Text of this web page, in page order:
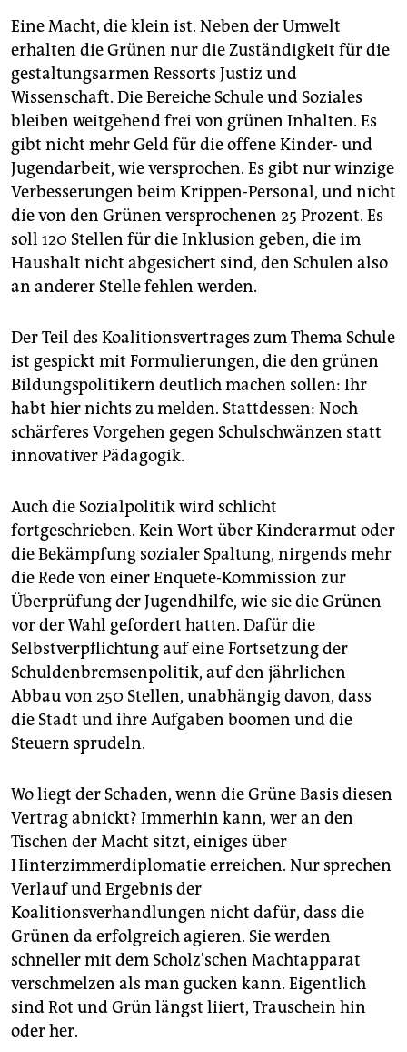
Eine Macht, die klein ist. Neben der Umwelt
erhalten die Grünen nur die Zuständigkeit für die
gestaltungsarmen Ressorts Justiz und
Wissenschaft. Die Bereiche Schule und Soziales
bleiben weitgehend frei von grünen Inhalten. Es
gibt nicht mehr Geld für die offene Kinder- und
Jugendarbeit, wie versprochen. Es gibt nur winzige
Verbesserungen beim Krippen-Personal, und nicht
die von den Grünen versprochenen 25 Prozent. Es
soll 120 Stellen für die Inklusion geben, die im
Haushalt nicht abgesichert sind, den Schulen also
an anderer Stelle fehlen werden.
Der Teil des Koalitionsvertrages zum Thema Schule
ist gespickt mit Formulierungen, die den grünen
Bildungspolitikern deutlich machen sollen: Ihr
habt hier nichts zu melden. Stattdessen: Noch
schärferes Vorgehen gegen Schulschwänzen statt
innovativer Pädagogik.
Auch die Sozialpolitik wird schlicht
fortgeschrieben. Kein Wort über Kinderarmut oder
die Bekämpfung sozialer Spaltung, nirgends mehr
die Rede von einer Enquete-Kommission zur
Überprüfung der Jugendhilfe, wie sie die Grünen
vor der Wahl gefordert hatten. Dafür die
Selbstverpflichtung auf eine Fortsetzung der
Schuldenbremsenpolitik, auf den jährlichen
Abbau von 250 Stellen, unabhängig davon, dass
die Stadt und ihre Aufgaben boomen und die
Steuern sprudeln.
Wo liegt der Schaden, wenn die Grüne Basis diesen
Vertrag abnickt? Immerhin kann, wer an den
Tischen der Macht sitzt, einiges über
Hinterzimmerdiplomatie erreichen. Nur sprechen
Verlauf und Ergebnis der
Koalitionsverhandlungen nicht dafür, dass die
Grünen da erfolgreich agieren. Sie werden
schneller mit dem Scholz'schen Machtapparat
verschmelzen als man gucken kann. Eigentlich
sind Rot und Grün längst liiert, Trauschein hin
oder her.